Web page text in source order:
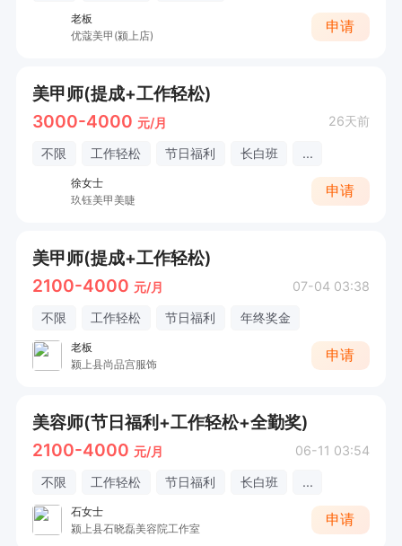
老板
优蔻美甲(颍上店)
申请
美甲师(提成+工作轻松)
3000-4000 元/月 26天前
不限 工作轻松 节日福利 长白班 ...
徐女士
玖钰美甲美睫
申请
美甲师(提成+工作轻松)
2100-4000 元/月 07-04 03:38
不限 工作轻松 节日福利 年终奖金
老板
颍上县尚品宫服饰
申请
美容师(节日福利+工作轻松+全勤奖)
2100-4000 元/月 06-11 03:54
不限 工作轻松 节日福利 长白班 ...
石女士
颍上县石晓磊美容院工作室
申请